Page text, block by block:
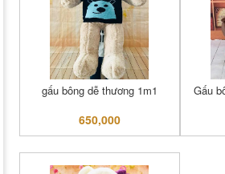
gấu bông dễ thương 1m1
650,000
Gấu